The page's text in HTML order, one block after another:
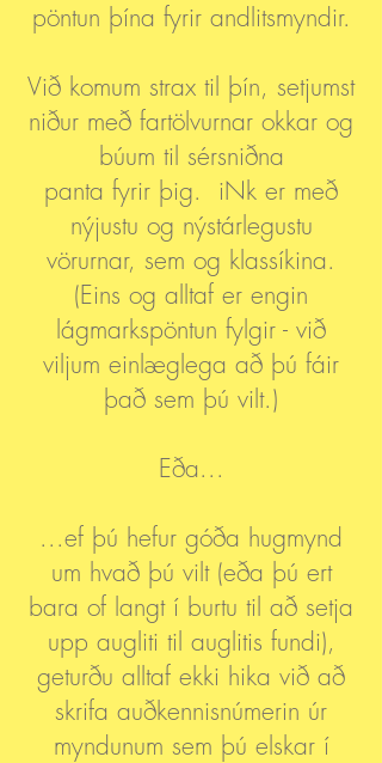
pöntun þína fyrir andlitsmyndir.
Við komum strax til þín, setjumst
niður með fartölvurnar okkar og
búum til sérsniðna
panta fyrir þig. iNk er með
nýjustu og nýstárlegustu
vörurnar, sem og klassíkina.
(Eins og alltaf er engin
lágmarkspöntun fylgir - við
viljum einlæglega að þú fáir
það sem þú vilt.)
Eða...
...ef þú hefur góða hugmynd
um hvað þú vilt (eða þú ert
bara of langt í burtu til að setja
upp augliti til auglitis fundi),
geturðu alltaf ekki hika við að
skrifa auðkennisnúmerin úr
myndunum sem þú elskar í